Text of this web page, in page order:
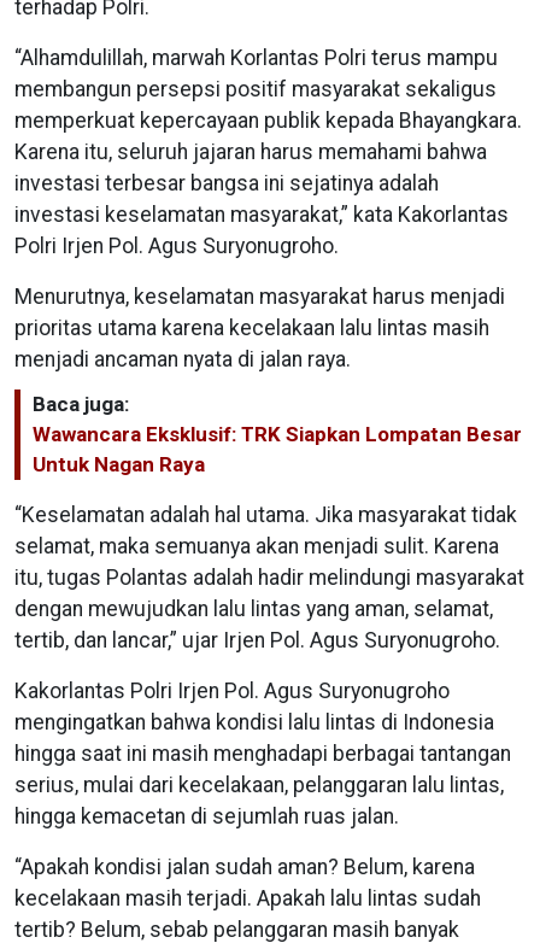
terhadap Polri.
“Alhamdulillah, marwah Korlantas Polri terus mampu
membangun persepsi positif masyarakat sekaligus
memperkuat kepercayaan publik kepada Bhayangkara.
Karena itu, seluruh jajaran harus memahami bahwa
investasi terbesar bangsa ini sejatinya adalah
investasi keselamatan masyarakat,” kata Kakorlantas
Polri Irjen Pol. Agus Suryonugroho.
Menurutnya, keselamatan masyarakat harus menjadi
prioritas utama karena kecelakaan lalu lintas masih
menjadi ancaman nyata di jalan raya.
Baca juga:
Wawancara Eksklusif: TRK Siapkan Lompatan Besar
Untuk Nagan Raya
“Keselamatan adalah hal utama. Jika masyarakat tidak
selamat, maka semuanya akan menjadi sulit. Karena
itu, tugas Polantas adalah hadir melindungi masyarakat
dengan mewujudkan lalu lintas yang aman, selamat,
tertib, dan lancar,” ujar Irjen Pol. Agus Suryonugroho.
Kakorlantas Polri Irjen Pol. Agus Suryonugroho
mengingatkan bahwa kondisi lalu lintas di Indonesia
hingga saat ini masih menghadapi berbagai tantangan
serius, mulai dari kecelakaan, pelanggaran lalu lintas,
hingga kemacetan di sejumlah ruas jalan.
“Apakah kondisi jalan sudah aman? Belum, karena
kecelakaan masih terjadi. Apakah lalu lintas sudah
tertib? Belum, sebab pelanggaran masih banyak